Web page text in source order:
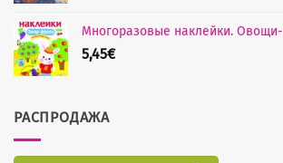
Многоразовые наклейки.
5,45€
РАСПРОДАЖА